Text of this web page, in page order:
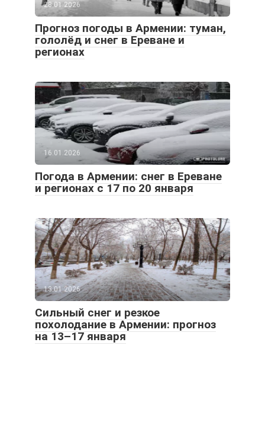
28.01.2026
Прогноз погоды в Армении: туман,
гололёд и снег в Ереване и
регионах
16.01.2026
Погода в Армении: снег в Ереване
и регионах с 17 по 20 января
13.01.2026
Сильный снег и резкое
похолодание в Армении: прогноз
на 13–17 января